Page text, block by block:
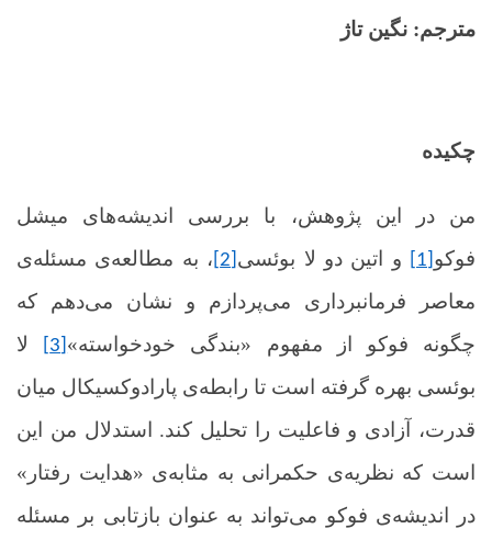
مترجم: نگین تاژ
چکیده
من در این پژوهش، با بررسی اندیشه‌های میشل
فوکو
و اتین دو لا بوئسی
، به مطالعه‌ی مسئله‌ی
معاصر فرمانبرداری می‌پردازم و نشان می‌دهم که
چگونه فوکو از مفهوم «بندگی خودخواسته»
لا
بوئسی بهره گرفته است تا رابطه‌ی پارادوکسیکال میان
قدرت، آزادی و فاعلیت را تحلیل کند.
استدلال من این
است که نظریه‌ی حکمرانی به مثابه‌ی «هدایت رفتار»
در اندیشه‌ی فوکو می‌تواند به عنوان بازتابی بر مسئله